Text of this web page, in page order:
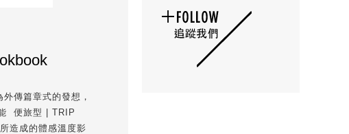
傳篇章式的發想，
便旅型 | TRIP
造成的體感溫度影